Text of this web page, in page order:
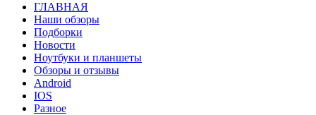
ГЛАВНАЯ
Наши обзоры
Подборки
Новости
Ноутбуки и планшеты
Обзоры и отзывы
Android
IOS
Разное